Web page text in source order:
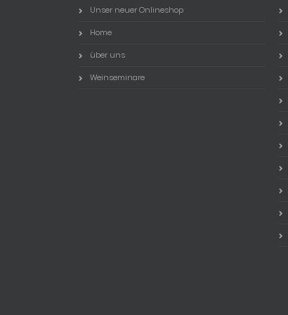
Unser neuer Onlineshop
Home
über uns
Weinseminare